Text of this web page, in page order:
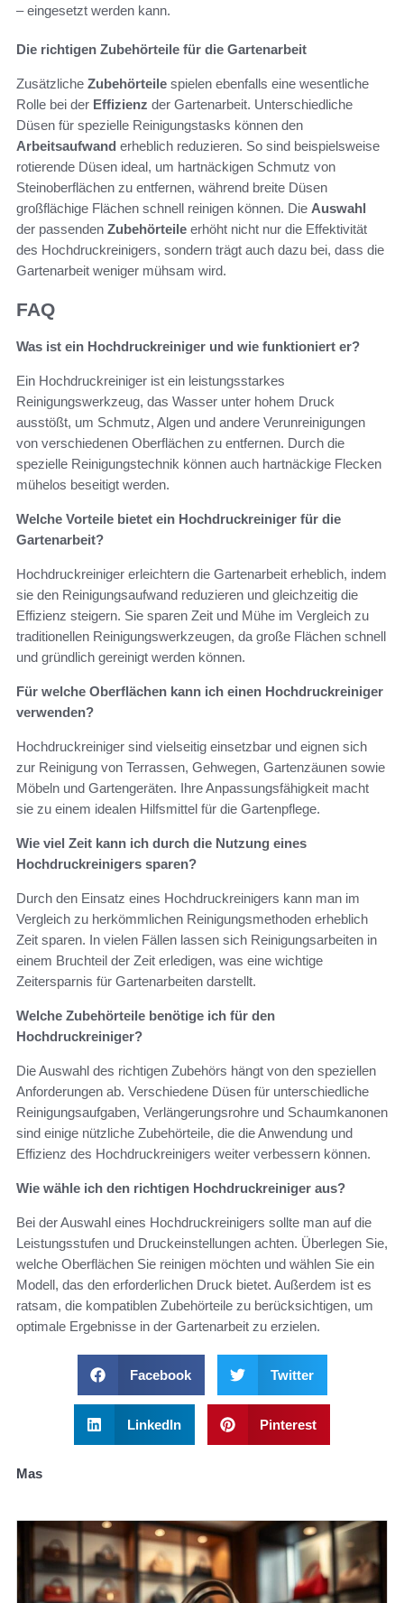
– eingesetzt werden kann.
Die richtigen Zubehörteile für die Gartenarbeit
Zusätzliche Zubehörteile spielen ebenfalls eine wesentliche
Rolle bei der Effizienz der Gartenarbeit. Unterschiedliche
Düsen für spezielle Reinigungstasks können den
Arbeitsaufwand erheblich reduzieren. So sind beispielsweise
rotierende Düsen ideal, um hartnäckigen Schmutz von
Steinoberflächen zu entfernen, während breite Düsen
großflächige Flächen schnell reinigen können. Die Auswahl
der passenden Zubehörteile erhöht nicht nur die Effektivität
des Hochdruckreinigers, sondern trägt auch dazu bei, dass die
Gartenarbeit weniger mühsam wird.
FAQ
Was ist ein Hochdruckreiniger und wie funktioniert er?
Ein Hochdruckreiniger ist ein leistungsstarkes
Reinigungswerkzeug, das Wasser unter hohem Druck
ausstößt, um Schmutz, Algen und andere Verunreinigungen
von verschiedenen Oberflächen zu entfernen. Durch die
spezielle Reinigungstechnik können auch hartnäckige Flecken
mühelos beseitigt werden.
Welche Vorteile bietet ein Hochdruckreiniger für die
Gartenarbeit?
Hochdruckreiniger erleichtern die Gartenarbeit erheblich, indem
sie den Reinigungsaufwand reduzieren und gleichzeitig die
Effizienz steigern. Sie sparen Zeit und Mühe im Vergleich zu
traditionellen Reinigungswerkzeugen, da große Flächen schnell
und gründlich gereinigt werden können.
Für welche Oberflächen kann ich einen Hochdruckreiniger
verwenden?
Hochdruckreiniger sind vielseitig einsetzbar und eignen sich
zur Reinigung von Terrassen, Gehwegen, Gartenzäunen sowie
Möbeln und Gartengeräten. Ihre Anpassungsfähigkeit macht
sie zu einem idealen Hilfsmittel für die Gartenpflege.
Wie viel Zeit kann ich durch die Nutzung eines
Hochdruckreinigers sparen?
Durch den Einsatz eines Hochdruckreinigers kann man im
Vergleich zu herkömmlichen Reinigungsmethoden erheblich
Zeit sparen. In vielen Fällen lassen sich Reinigungsarbeiten in
einem Bruchteil der Zeit erledigen, was eine wichtige
Zeitersparnis für Gartenarbeiten darstellt.
Welche Zubehörteile benötige ich für den
Hochdruckreiniger?
Die Auswahl des richtigen Zubehörs hängt von den speziellen
Anforderungen ab. Verschiedene Düsen für unterschiedliche
Reinigungsaufgaben, Verlängerungsrohre und Schaumkanonen
sind einige nützliche Zubehörteile, die die Anwendung und
Effizienz des Hochdruckreinigers weiter verbessern können.
Wie wähle ich den richtigen Hochdruckreiniger aus?
Bei der Auswahl eines Hochdruckreinigers sollte man auf die
Leistungsstufen und Druckeinstellungen achten. Überlegen Sie,
welche Oberflächen Sie reinigen möchten und wählen Sie ein
Modell, das den erforderlichen Druck bietet. Außerdem ist es
ratsam, die kompatiblen Zubehörteile zu berücksichtigen, um
optimale Ergebnisse in der Gartenarbeit zu erzielen.
Facebook Twitter
LinkedIn Pinterest
Mas